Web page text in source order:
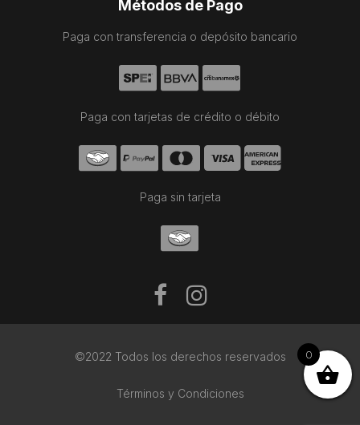
Métodos de Pago
Paga con transferencia o depósito bancario
Paga con tarjetas de crédito o débito
Paga sin tarjeta
©2022 Todos los derechos reservados
Términos y Condiciones
0